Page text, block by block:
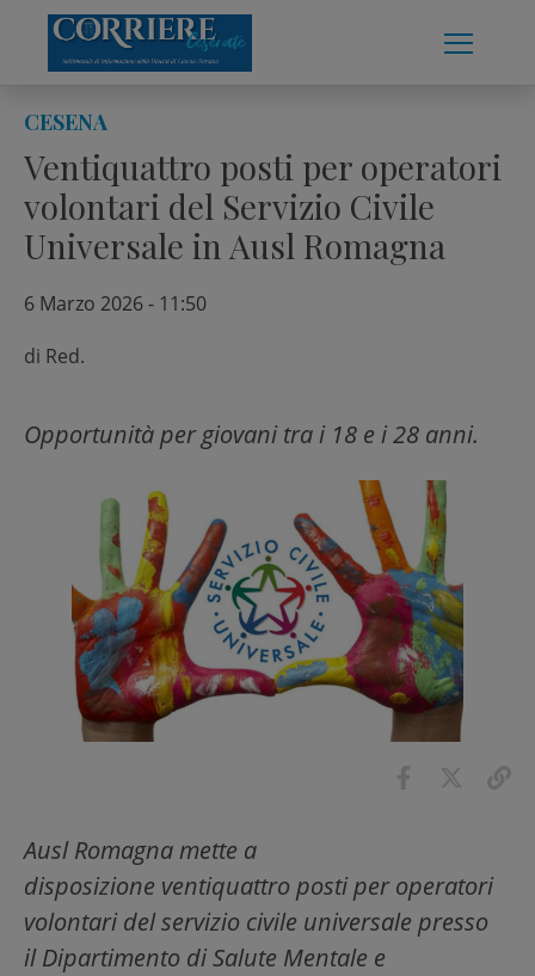
content
CESENA
Ventiquattro posti per operatori
volontari del Servizio Civile
Universale in Ausl Romagna
6 Marzo 2026 - 11:50
di Red.
Opportunità per giovani tra i 18 e i 28 anni.
Ausl Romagna mette a
disposizione ventiquattro posti per operatori
volontari del servizio civile universale presso
il Dipartimento di Salute Mentale e